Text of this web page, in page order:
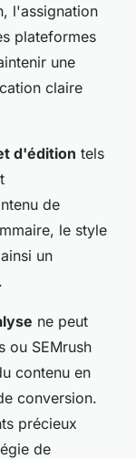
l'assignation
plateformes
une
claire
d'édition tels
de
le style
un
ne peut
ou SEMrush
contenu en
conversion.
précieux
de